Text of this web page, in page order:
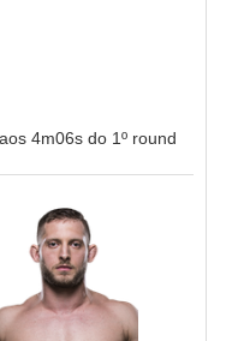
4m06s do 1º round